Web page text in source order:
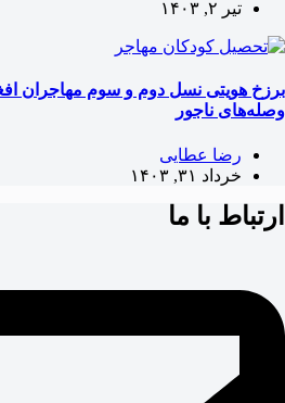
تیر ۲, ۱۴۰۳
برزخ هویتی نسل دوم و سوم مهاجران
وصله‌های ناجور
رضا عطایی
خرداد ۳۱, ۱۴۰۳
ارتباط با ما